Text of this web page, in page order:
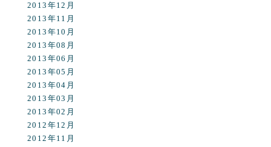
2013年12月
2013年11月
2013年10月
2013年08月
2013年06月
2013年05月
2013年04月
2013年03月
2013年02月
2012年12月
2012年11月